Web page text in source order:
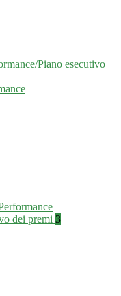
Piano esecutivo
dei premi 3